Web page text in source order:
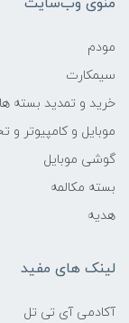
مودم
سیمکارت
خرید و تمدید بسته
موبایل و کامپیوتر و
گوشی موبایل
بسته مکالمه
هدیه
لینک های مفید
آکادمی آی تی تل